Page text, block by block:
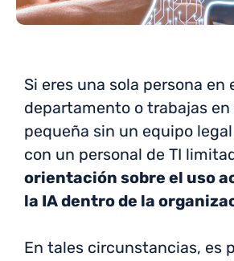
Si eres una sola persona en
departamento o trabajas en
pequeña sin un equipo
con un personal de TI
orientación sobre el uso
la IA dentro de la
En tales circunstancias, es